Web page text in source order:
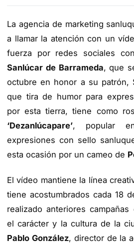
La agencia de marketing
a llamar la atención con un
fuerza por redes sociales
Sanlúcar de Barrameda, que
octubre en honor a su patrón,
que tira de humor para
por esta tierra, tiene como
‘Dezanlúcapare’, popular
expresiones con sello
esta ocasión por un cameo de
El vídeo mantiene la línea
tiene acostumbrados cada 18
realizado anteriores
el carácter y la cultura de la
Pablo González, director de la